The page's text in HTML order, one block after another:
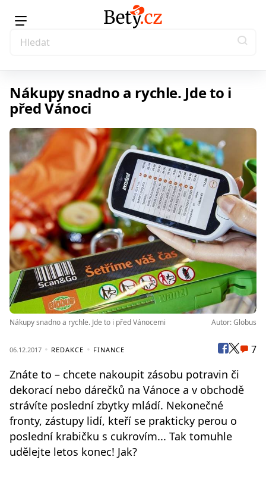
Nákupy snadno a rychle. Jde to i
před Vánoci
Nákupy snadno a rychle. Jde to i před Vánocemi Autor: Globus
06.12.2017 REDAKCE FINANCE 7
Znáte to – chcete nakoupit zásobu potravin či
dekorací nebo dárečků na Vánoce a v obchodě
strávíte poslední zbytky mládí. Nekonečné
fronty, zástupy lidí, kteří se prakticky perou o
poslední krabičku s cukrovím... Tak tomuhle
udělejte letos konec! Jak?